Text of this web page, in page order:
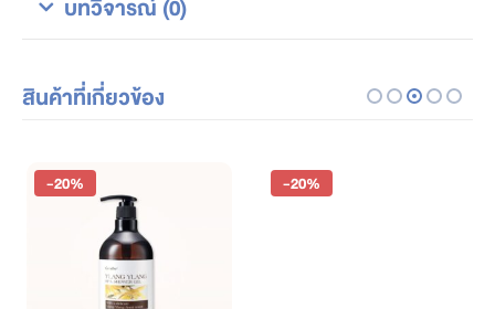
สินค้าที่เกี่ยวข้อง
-20% -20%